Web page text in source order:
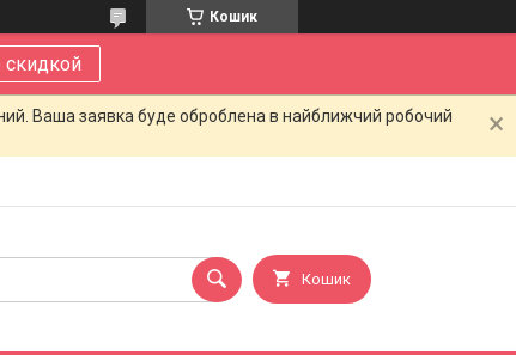
Кошик
скидкой
Ваша заявка буде оброблена в найближчий робочий
Кошик